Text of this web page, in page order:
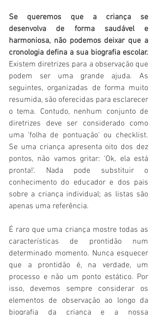
Se queremos que a criança se
desenvolva de forma saudável e
harmoniosa, não podemos deixar que a
Existem diretrizes para a observação que
podem ser uma grande ajuda. As
seguintes, organizadas de forma muito
resumida, são oferecidas para esclarecer
o tema. Contudo, nenhum conjunto de
diretrizes deve ser considerado como
uma 'folha de pontuação' ou checklist.
Se uma criança apresenta oito dos dez
pontos, não vamos gritar: 'Ok, ela está
pronta!'. Nada pode substituir o
conhecimento do educador e dos pais
sobre a criança individual; as listas são
apenas uma referência.
É raro que uma criança mostre todas as
características de prontidão num
determinado momento. Nunca esquecer
que a prontidão é, na verdade, um
processo e não um ponto estático. Por
isso, devemos sempre considerar os
elementos de observação ao longo da
biografia da criança e a nossa